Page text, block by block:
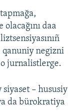
olacağını daa
negizni
jurnalistlerge.
– hususiy
da bürokratiya